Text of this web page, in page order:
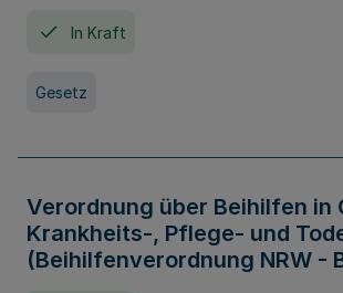
In Kraft
Gesetz
Verordnung über Beihilfen in
Krankheits-, Pflege- und
(Beihilfenverordnung NRW -